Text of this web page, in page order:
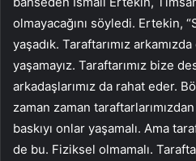
olmayacağını söyledi. Ertekin,
yaşadık. Taraftarımız
yaşamayız. Taraftarımız bize
arkadaşlarımız da rahat eder.
zaman zaman
baskıyı onlar yaşamalı. Ama
de bu. Fiziksel olmamalı.